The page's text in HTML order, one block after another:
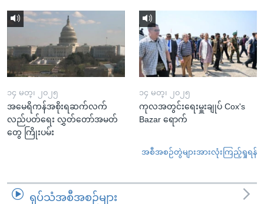
၁၄ မတ္၊ ၂၀၂၅
အမေရိကန်အစိုးရဆက်လက်
လည်ပတ်ရေး လွှတ်တော်အမတ်
တွေ ကြိုးပမ်း
၁၄ မတ္၊ ၂၀၂၅
ကုလအတွင်းရေးမှူးချုပ် Cox's
Bazar ရောက်
အစီအစဉ်တွဲများအားလုံးကြည့်ရှုရန်
ရုပ်သံအစီအစဉ်များ